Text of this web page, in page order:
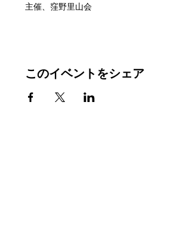
主催、窪野里山会
このイベントをシェア